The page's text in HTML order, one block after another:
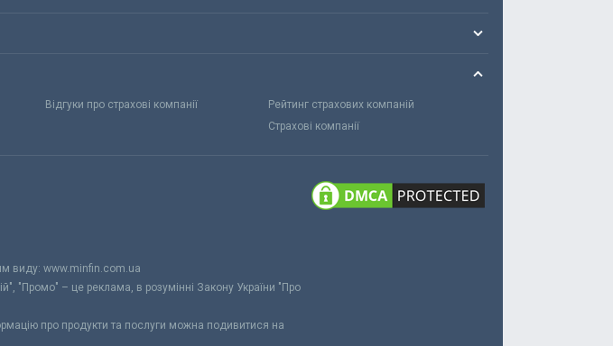
Відгуки про страхові компанії
Рейтинг страхових компаній
Страхові компанії
виду: www.minfin.com.ua
"Промо" – це реклама, в розумінні Закону України "Про
про продукти та послуги можна подивитися на